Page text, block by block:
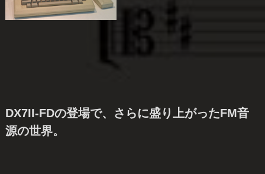
DX7II-FDの登場で、さらに盛り上がったFM音
源の世界。